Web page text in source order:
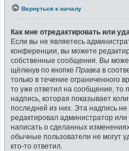
Вернуться к началу
Как мне отредактировать или
Если вы не являетесь
конференции, вы можете
собственные сообщения. Вы
щёлкнув по кнопке Правка в
только в течение ограниченного
то уже ответил на сообщение, то
надпись, которая показывает
последней из них. Эта надпись
редактировал администратор
написать о сделанных
обычные пользователи не могут
кто-то ответил.